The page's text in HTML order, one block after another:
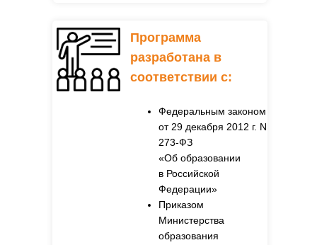
Федеральным законом
от 29 декабря 2012 г. N
273-ФЗ
«Об образовании
в Российской
Федерации»
Приказом
Министерства
образования
Программа
разработана в
соответствии с: